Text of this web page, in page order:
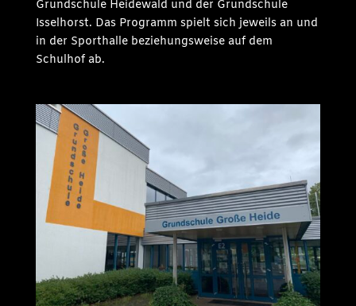
Grundschule Heidewald und der Grundschule
Isselhorst. Das Programm spielt sich jeweils an und
in der Sporthalle beziehungsweise auf dem
Schulhof ab.